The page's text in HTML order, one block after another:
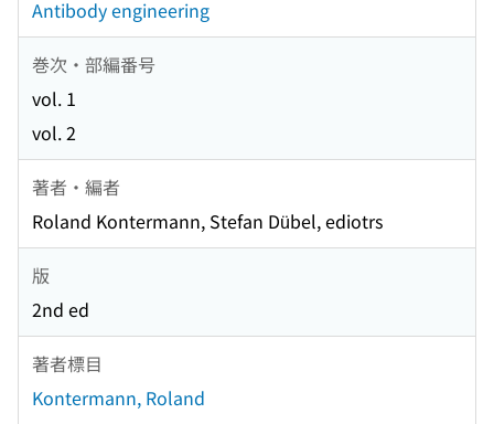
Antibody engineering
巻次・部編番号
vol. 1
vol. 2
著者・編者
Roland Kontermann, Stefan Dübel, ediotrs
版
2nd ed
著者標目
Kontermann, Roland